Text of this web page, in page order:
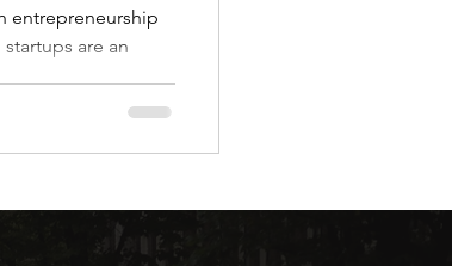
entrepreneurship
are an